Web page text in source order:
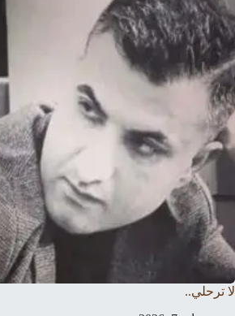
لا ترحلي..